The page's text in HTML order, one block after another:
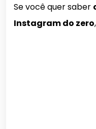
Se você quer saber
Instagram do zero